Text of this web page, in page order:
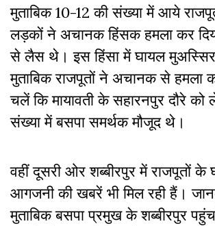
मुताबिक 10-12 की संख्या में आये
लड़कों ने अचानक हिंसक हमला कर
से लैस थे। इस हिंसा में घायल
मुताबिक राजपूतों ने अचानक से हमला
चलें कि मायावती के सहारनपुर दौरे को
संख्या में बसपा समर्थक मौजूद थे।
वहीं दूसरी ओर शब्बीरपुर में राजपूतों के
आगजनी की खबरें भी मिल रही हैं।
मुताबिक बसपा प्रमुख के शब्बीरपुर